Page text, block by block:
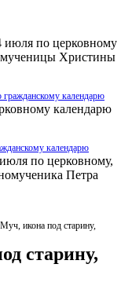
июля по церковному
мученицы Христины
календарю
календарю
календарю
по церковному,
Петра
икона под старину,
старину,